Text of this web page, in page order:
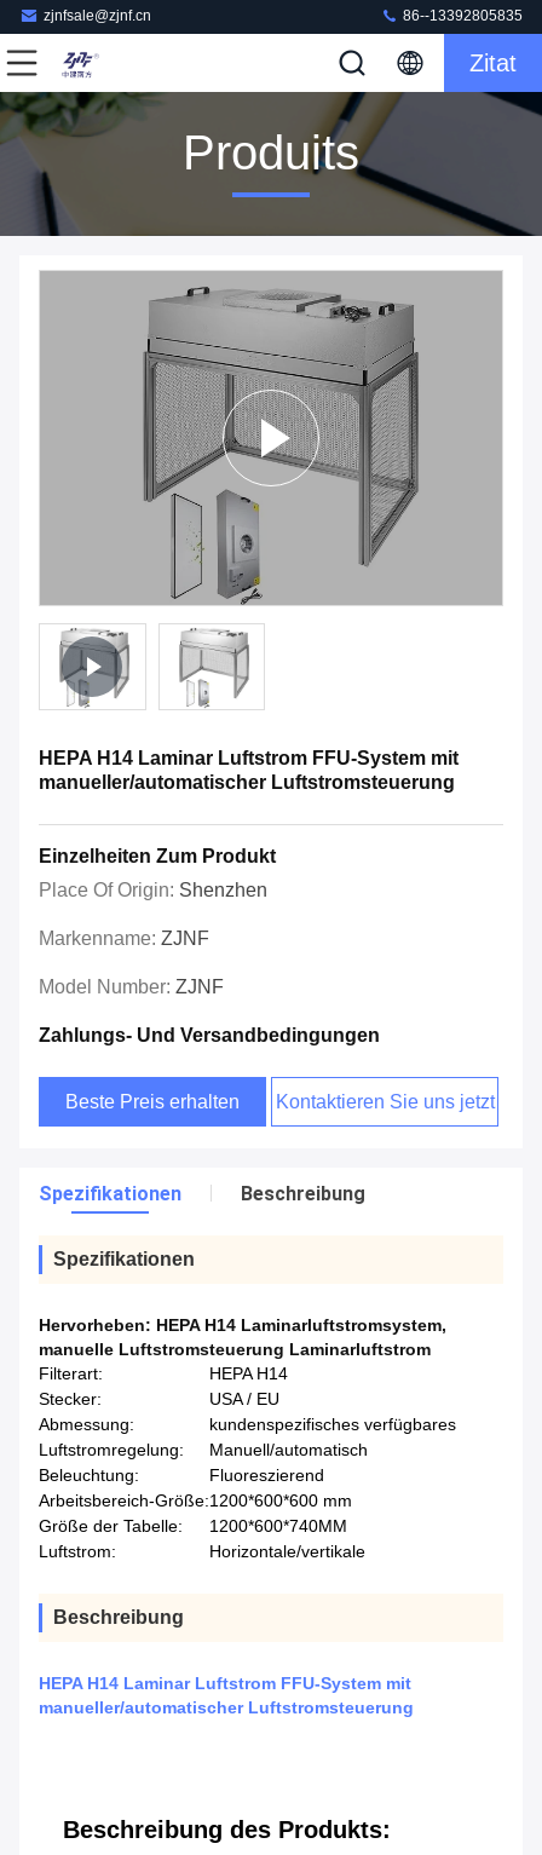
zjnfsale@zjnf.cn 86--13392805835
Zitat
Produits
HEPA H14 Laminar Luftstrom FFU-System mit
manueller/automatischer Luftstromsteuerung
Einzelheiten Zum Produkt
Place Of Origin: Shenzhen
Markenname: ZJNF
Model Number: ZJNF
Zahlungs- Und Versandbedingungen
Beste Preis erhalten Kontaktieren Sie uns jetzt
Spezifikationen Beschreibung
Spezifikationen
Hervorheben: HEPA H14 Laminarluftstromsystem,
manuelle Luftstromsteuerung Laminarluftstrom
Filterart:
HEPA H14
Stecker:
USA / EU
Abmessung:
kundenspezifisches verfügbares
Luftstromregelung:
Manuell/automatisch
Beleuchtung:
Fluoreszierend
Arbeitsbereich-Größe:1200*600*600 mm
Größe der Tabelle:
1200*600*740MM
Luftstrom:
Horizontale/vertikale
Beschreibung
HEPA H14 Laminar Luftstrom FFU-System mit
manueller/automatischer Luftstromsteuerung
Beschreibung des Produkts: